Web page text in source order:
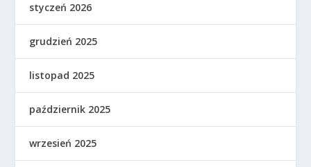
styczeń 2026
grudzień 2025
listopad 2025
październik 2025
wrzesień 2025